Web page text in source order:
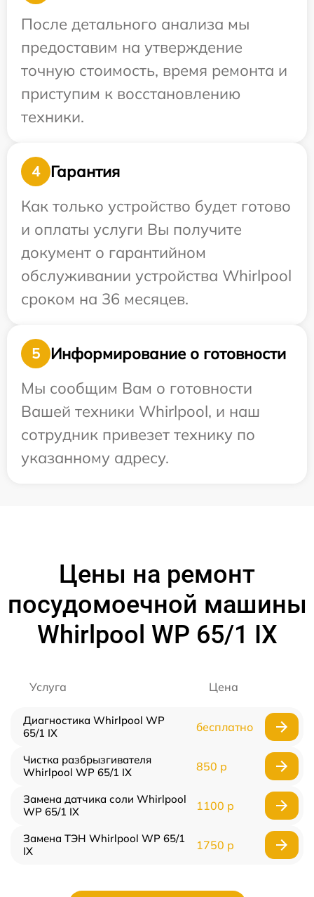
После детального анализа мы
предоставим на утверждение
точную стоимость, время ремонта и
приступим к восстановлению
техники.
4
Гарантия
Как только устройство будет готово
и оплаты услуги Вы получите
документ о гарантийном
обслуживании устройства Whirlpool
сроком на 36 месяцев.
5
Информирование о готовности
Мы сообщим Вам о готовности
Вашей техники Whirlpool, и наш
сотрудник привезет технику по
указанному адресу.
Цены на ремонт
посудомоечной машины
Whirlpool WP 65/1 IX
Услуга Цена
Диагностика Whirlpool WP
65/1 IX
бесплатно
Чистка разбрызгивателя
Whirlpool WP 65/1 IX
850 р
Замена датчика соли Whirlpool
WP 65/1 IX
1100 р
Замена ТЭН Whirlpool WP 65/1
IX
1750 р